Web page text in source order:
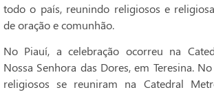
todo o país, reunindo religiosos e
de oração e comunhão.
No Piauí, a celebração ocorreu na
Nossa Senhora das Dores, em Teresina.
religiosos se reuniram na Catedral